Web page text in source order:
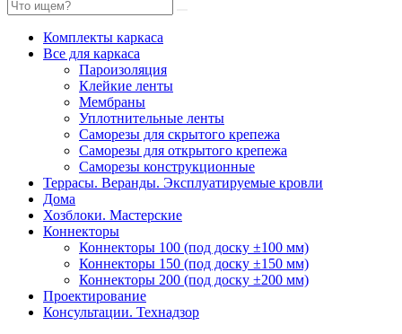
Комплекты каркаса
Все для каркаса
Пароизоляция
Клейкие ленты
Мембраны
Уплотнительные ленты
Саморезы для скрытого крепежа
Саморезы для открытого крепежа
Саморезы конструкционные
Террасы. Веранды. Эксплуатируемые кровли
Дома
Хозблоки. Мастерские
Коннекторы
Коннекторы 100 (под доску ±100 мм)
Коннекторы 150 (под доску ±150 мм)
Коннекторы 200 (под доску ±200 мм)
Проектирование
Консультации. Технадзор